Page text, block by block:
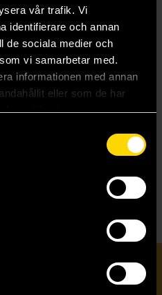
vår trafik. Vi
identifierare och annan
de sociala medier och
vi samarbetar med.
informationen med annan
eller som de har
tjänster.
vårt nyhetsbrev